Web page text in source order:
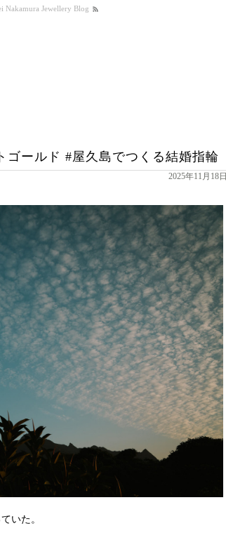
Jewellery Blog
ールド #屋久島でつくる結婚指輪
2025年11月18日
いた。